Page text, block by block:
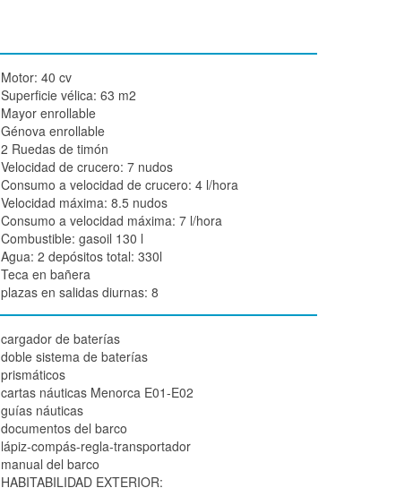
Motor: 40 cv
Superficie vélica: 63 m2
Mayor enrollable
Génova enrollable
2 Ruedas de timón
Velocidad de crucero: 7 nudos
Consumo a velocidad de crucero: 4 l/hora
Velocidad máxima: 8.5 nudos
Consumo a velocidad máxima: 7 l/hora
Combustible: gasoil 130 l
Agua: 2 depósitos total: 330l
Teca en bañera
plazas en salidas diurnas: 8
cargador de baterías
doble sistema de baterías
prismáticos
cartas náuticas Menorca E01-E02
guías náuticas
documentos del barco
lápiz-compás-regla-transportador
manual del barco
HABITABILIDAD EXTERIOR: